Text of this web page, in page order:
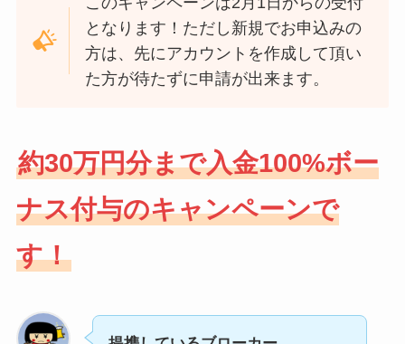
となります！ただし新規でお申込みの
方は、先にアカウントを作成して頂い
た方が待たずに申請が出来ます。
約30万円分まで入金100%ボー
ナス付与のキャンペーンで
す！